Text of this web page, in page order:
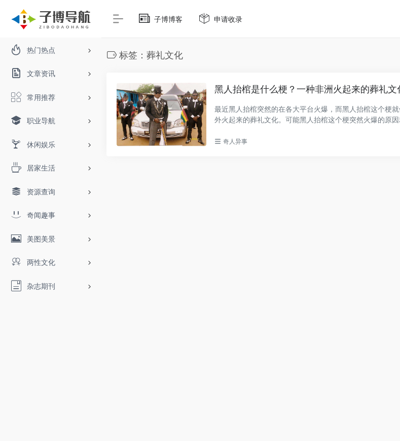
热门热点
文章资讯
常用推荐
职业导航
休闲娱乐
居家生活
资源查询
奇闻趣事
美图美景
两性文化
杂志期刊
子博博客 申请收录
标签：葬礼文化
黑人抬棺是什么梗？一种非洲火起来的葬礼文
最近黑人抬棺突然的在各大平台火爆，而黑人抬棺这个梗
外火起来的葬礼文化。可能黑人抬棺这个梗突然火爆的原
奇人异事